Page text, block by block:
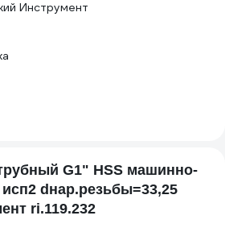
Инструмент
G1" HSS машинно-
dнар.резьбы=33,25
ri.119.232